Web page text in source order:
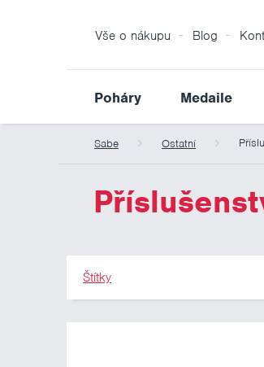
Vše o nákupu Blog
Poháry Medaile
Sabe Ostatní
Štítky